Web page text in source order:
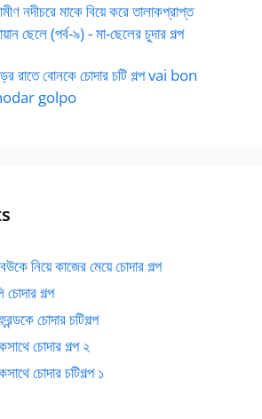
নদীচরে মাকে বিয়ে করে তালাকপ্রাপ্ত
ছেলে (পর্ব-৯) - মা-ছেলের চুদার গল্প
রাতে বোনকে চোদার চটি গল্প vai bon
golpo
নিয়ে কাজের মেয়ে চোদার গল্প
চোদার গল্প
চোদার চটিগল্প
চোদার গল্প ২
চোদার চটিগল্প ১